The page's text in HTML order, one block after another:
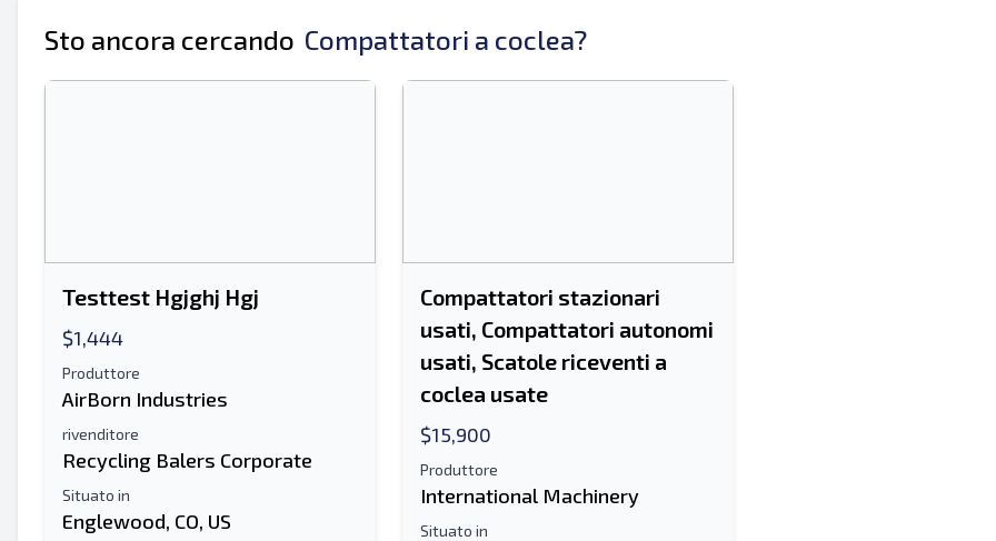
Mobile
Sto ancora cercando Compattatori a coclea?
Testtest Hgjghj Hgj
$1,444
Produttore
AirBorn Industries
rivenditore
Recycling Balers Corporate
Situato in
Englewood, CO, US
Compattatori stazionari
usati, Compattatori autonomi
usati, Scatole riceventi a
coclea usate
$15,900
Produttore
International Machinery
Situato in